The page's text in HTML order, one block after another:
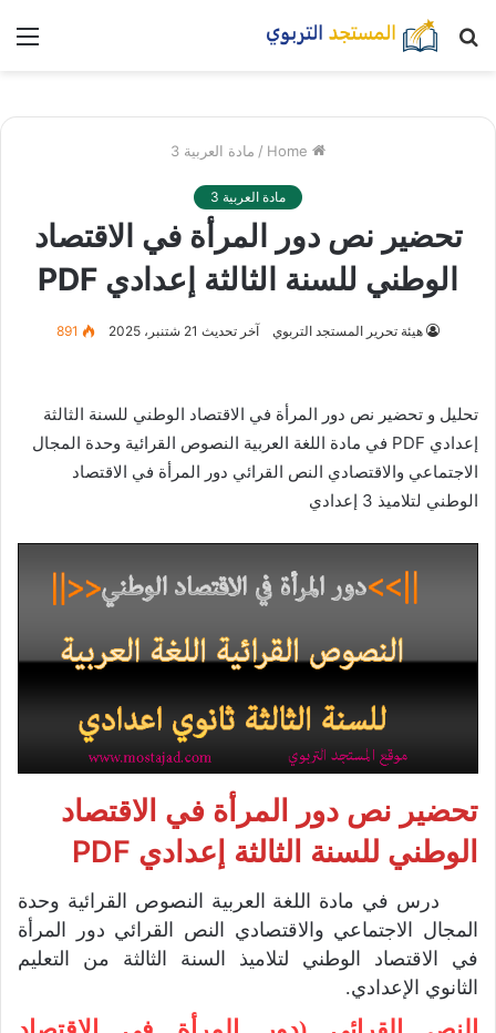
بحث
/ مادة العربية 3
مادة العربية 3
تحضير نص دور المرأة في الاقتصاد
الوطني للسنة الثالثة إعدادي PDF
هيئة تحرير المستجد التربوي آخر تحديث 21 شتنبر، 2025 891
تحليل و تحضير نص دور المرأة في الاقتصاد الوطني للسنة الثالثة
إعدادي PDF في مادة اللغة العربية النصوص القرائية وحدة المجال
الاجتماعي والاقتصادي النص القرائي دور المرأة في الاقتصاد
الوطني لتلاميذ 3 إعدادي
تحضير نص دور المرأة في الاقتصاد
الوطني للسنة الثالثة إعدادي PDF
درس في مادة اللغة العربية النصوص القرائية وحدة
المجال الاجتماعي والاقتصادي النص القرائي دور المرأة
في الاقتصاد الوطني لتلاميذ السنة الثالثة من التعليم
الثانوي الإعدادي.